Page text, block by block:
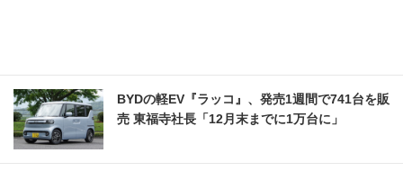
BYDの軽EV『ラッコ』、発売1週間で741台を販
売 東福寺社長「12月末までに1万台に」